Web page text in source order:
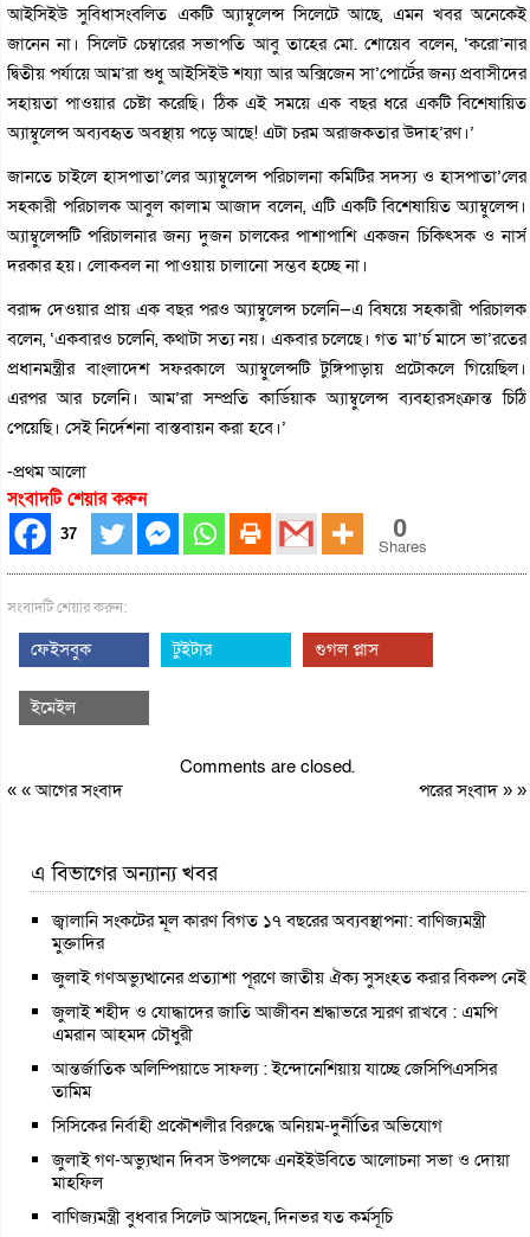
আইসিইউ সুবিধাসংবলিত একটি অ্যাম্বুলেন্স সিলেটে আছে, এমন খবর অনেকেই
জানেন না। সিলেট চেম্বারের সভাপতি আবু তাহের মো. শোয়েব বলেন, ‘করো’নার
দ্বিতীয় পর্যায়ে আম’রা শুধু আইসিইউ শয্যা আর অক্সিজেন সা’পোর্টের জন‍্য প্রবাসীদের
সহায়তা পাওয়ার চেষ্টা করেছি। ঠিক এই সময়ে এক বছর ধরে একটি বিশেষায়িত
অ‍্যাম্বুলেন্স অব‍্যবহৃত অবস্থায় পড়ে আছে! এটা চরম অরাজকতার উদাহ’রণ।’
জানতে চাইলে হাসপাতা’লের অ্যাম্বুলেন্স পরিচালনা কমিটির সদস্য ও হাসপাতা’লের
সহকারী পরিচালক আবুল কালাম আজাদ বলেন, এটি একটি বিশেষায়িত অ্যাম্বুলেন্স।
অ্যাম্বুলেন্সটি পরিচালনার জন্য দুজন চালকের পাশাপাশি একজন চিকিৎসক ও নার্স
দরকার হয়। লোকবল না পাওয়ায় চালানো সম্ভব হচ্ছে না।
বরাদ্দ দেওয়ার প্রায় এক বছর পরও অ্যাম্বুলেন্স চলেনি—এ বিষয়ে সহকারী পরিচালক
বলেন, ‘একবারও চলেনি, কথাটা সত্য নয়। একবার চলেছে। গত মা’র্চ মাসে ভা’রতের
প্রধানমন্ত্রীর বাংলাদেশ সফরকালে অ্যাম্বুলেন্সটি টুঙ্গিপাড়ায় প্রটোকলে গিয়েছিল।
এরপর আর চলেনি। আম’রা সম্প্রতি কার্ডিয়াক অ্যাম্বুলেন্স ব্যবহারসংক্রান্ত চিঠি
পেয়েছি। সেই নির্দেশনা বাস্তবায়ন করা হবে।’
-প্রথম আলো
সংবাদটি শেয়ার করুন
37 0
Shares
সংবাদটি শেয়ার করুন:
ফেইসবুক টুইটার গুগল প্লাস
ইমেইল
Comments are closed.
« «আগের সংবাদ পরের সংবাদ» »
এ বিভাগের অন্যান্য খবর
জ্বালানি সংকটের মূল কারণ বিগত ১৭ বছরের অব্যবস্থাপনা: বাণিজ্যমন্ত্রী
মুক্তাদির
জুলাই গণঅভ্যুত্থানের প্রত্যাশা পূরণে জাতীয় ঐক্য সুসংহত করার বিকল্প নেই
জুলাই শহীদ ও যোদ্ধাদের জাতি আজীবন শ্রদ্ধাভরে স্মরণ রাখবে : এমপি
এমরান আহমদ চৌধুরী
আন্তর্জাতিক অলিম্পিয়াডে সাফল্য : ইন্দোনেশিয়ায় যাচ্ছে জেসিপিএসসির
তামিম
সিসিকের নির্বাহী প্রকৌশলীর বিরুদ্ধে অনিয়ম-দুর্নীতির অভিযোগ
জুলাই গণ-অভ্যুত্থান দিবস উপলক্ষে এনইইউবিতে আলোচনা সভা ও দোয়া
মাহফিল
বাণিজ্যমন্ত্রী বুধবার সিলেট আসছেন, দিনভর যত কর্মসূচি